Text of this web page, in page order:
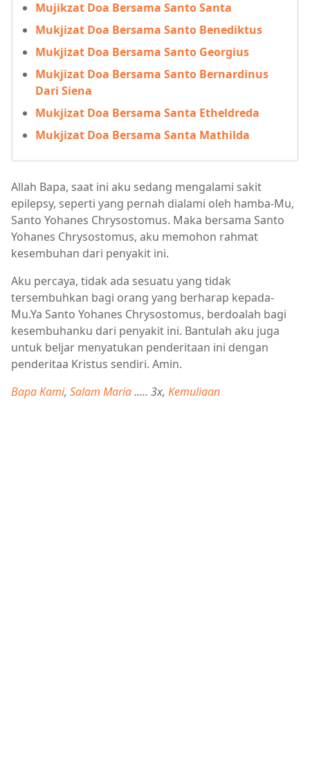
Mujikzat Doa Bersama Santo Santa
Mukjizat Doa Bersama Santo Benediktus
Mukjizat Doa Bersama Santo Georgius
Mukjizat Doa Bersama Santo Bernardinus
Dari Siena
Mukjizat Doa Bersama Santa Etheldreda
Mukjizat Doa Bersama Santa Mathilda
Allah Bapa, saat ini aku sedang mengalami sakit
epilepsy, seperti yang pernah dialami oleh hamba-Mu,
Santo Yohanes Chrysostomus. Maka bersama Santo
Yohanes Chrysostomus, aku memohon rahmat
kesembuhan dari penyakit ini.
Aku percaya, tidak ada sesuatu yang tidak
tersembuhkan bagi orang yang berharap kepada-
Mu.Ya Santo Yohanes Chrysostomus, berdoalah bagi
kesembuhanku dari penyakit ini. Bantulah aku juga
untuk beljar menyatukan penderitaan ini dengan
penderitaa Kristus sendiri. Amin.
Bapa Kami, Salam Maria..... 3x, Kemuliaan